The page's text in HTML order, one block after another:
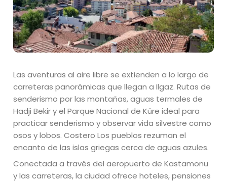
Las aventuras al aire libre se extienden a lo largo de
carreteras panorámicas que llegan a Ilgaz. Rutas de
senderismo por las montañas, aguas termales de
Hadji Bekir y el Parque Nacional de Küre ideal para
practicar senderismo y observar vida silvestre como
osos y lobos. Costero Los pueblos rezuman el
encanto de las islas griegas cerca de aguas azules.
Conectada a través del aeropuerto de Kastamonu
y las carreteras, la ciudad ofrece hoteles, pensiones